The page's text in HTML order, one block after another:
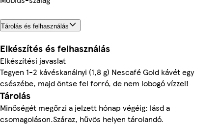
Tárolás és felhasználás
Elkészítés és felhasználás
Elkészítési javaslat
Tegyen 1-2 kávéskanálnyi (1,8 g) Nescafé Gold kávét egy
csészébe, majd öntse fel forró, de nem lobogó vízzel!
Tárolás
Minőségét megőrzi a jelzett hónap végéig: lásd a
csomagoláson.Száraz, hűvös helyen tárolandó.